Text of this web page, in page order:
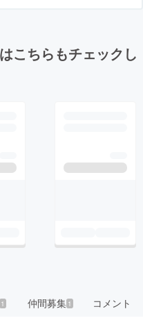
こちらもチェックし
1 仲間募集 1 コメント